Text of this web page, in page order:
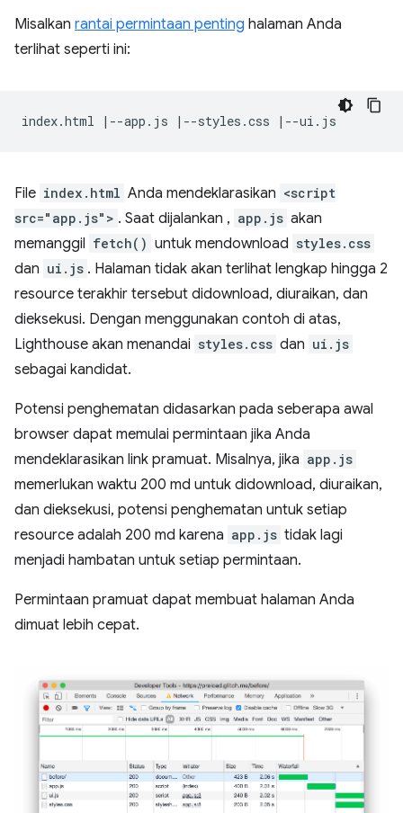
Misalkan rantai permintaan penting halaman Anda
terlihat seperti ini:
File index.html Anda mendeklarasikan <script
src="app.js"> . Saat dijalankan , app.js akan
memanggil fetch() untuk mendownload styles.css
dan ui.js . Halaman tidak akan terlihat lengkap hingga 2
resource terakhir tersebut didownload, diuraikan, dan
dieksekusi. Dengan menggunakan contoh di atas,
Lighthouse akan menandai styles.css dan ui.js
sebagai kandidat.
Potensi penghematan didasarkan pada seberapa awal
browser dapat memulai permintaan jika Anda
mendeklarasikan link pramuat. Misalnya, jika app.js
memerlukan waktu 200 md untuk didownload, diuraikan,
dan dieksekusi, potensi penghematan untuk setiap
resource adalah 200 md karena app.js tidak lagi
menjadi hambatan untuk setiap permintaan.
Permintaan pramuat dapat membuat halaman Anda
dimuat lebih cepat.